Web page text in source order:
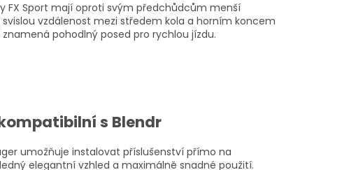
FX Sport mají oproti svým předchůdcům menší
vzdálenost mezi středem kola a horním koncem
pohodlný posed pro rychlou jízdu.
s Blendr
umožňuje instalovat příslušenství přímo na
elegantní vzhled a maximálně snadné použití.